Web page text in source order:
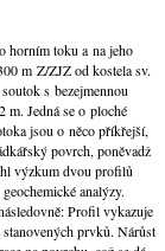
horním toku a na jeho
m Z/ZJZ od kostela sv.
s bezejmennou
m. Jedná se o ploché
jsou o něco příkřejší,
povrch, poněvadž
výzkum dvou profilů
analýzy.
Profil vykazuje
prvků. Nárůst